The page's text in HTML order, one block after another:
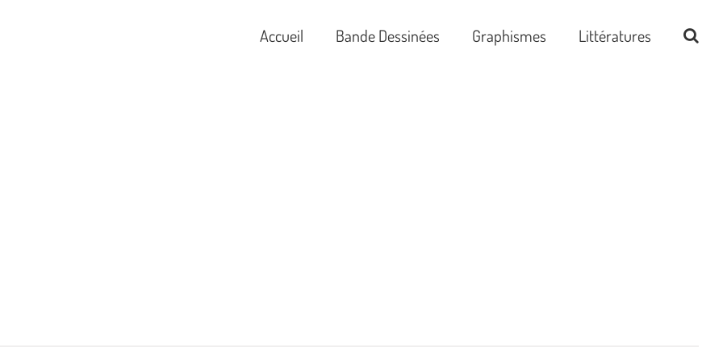
Accueil Bande Dessinées Graphismes Littératures